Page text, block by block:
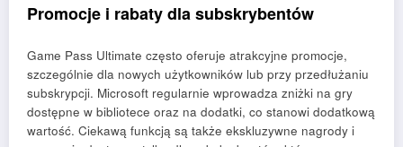
Promocje i rabaty dla subskrybentów
Game Pass Ultimate często oferuje atrakcyjne promocje,
szczególnie dla nowych użytkowników lub przy przedłużaniu
subskrypcji. Microsoft regularnie wprowadza zniżki na gry
dostępne w bibliotece oraz na dodatki, co stanowi dodatkową
wartość. Ciekawą funkcją są także ekskluzywne nagrody i